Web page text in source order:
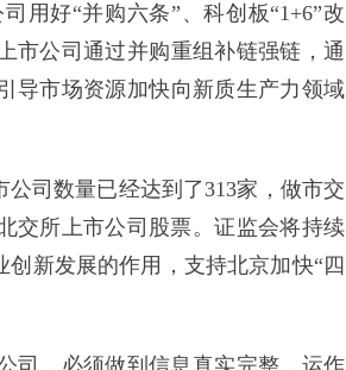
好“并购六条”、科创板“1+6”改
市公司通过并购重组补链强链，通
导市场资源加快向新质生产力领域
司数量已经达到了313家，做市交
交所上市公司股票。证监会将持续
新发展的作用，支持北京加快“四
，必须做到信息真实完整，运作